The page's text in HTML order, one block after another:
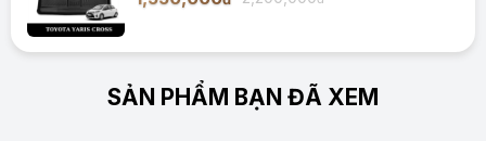
SẢN PHẨM BẠN ĐÃ XEM